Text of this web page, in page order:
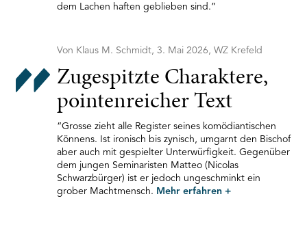
dem Lachen haften geblieben sind.”
Von Klaus M. Schmidt, 3. Mai 2026, WZ Krefeld
Zugespitzte Charaktere,
pointenreicher Text
“Grosse zieht alle Register seines komödiantischen
Könnens. Ist ironisch bis zynisch, umgarnt den Bischof
aber auch mit gespielter Unterwürfigkeit. Gegenüber
dem jungen Seminaristen Matteo (Nicolas
Schwarzbürger) ist er jedoch ungeschminkt ein
grober Machtmensch. Mehr erfahren +